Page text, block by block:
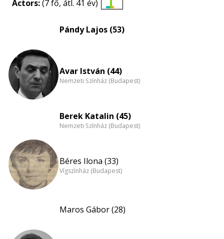
Actors:(7 fő, átl. 41 év)
eloszlás
Pándy Lajos (53)
Avar István (44)
Nemzeti Színház (Budapest)
Berek Katalin (45)
Nemzeti Színház (Budapest)
Béres Ilona (33)
Vígszínház (Budapest)
Maros Gábor (28)